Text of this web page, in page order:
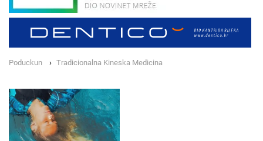
Poduckun Tradicionalna Kineska Medicina